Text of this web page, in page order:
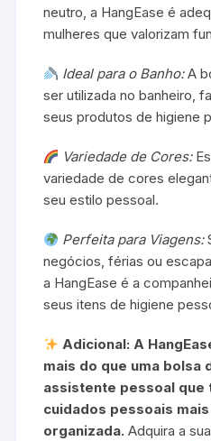
neutro, a HangEase é
mulheres que valorizam
Ideal para o Banho:A
ser utilizada no banheiro,
seus produtos de higiene
Variedade de Cores:
variedade de cores
seu estilo pessoal.
Perfeita para Viagens:
negócios, férias ou
a HangEase é a
seus itens de higiene
Adicional: A
mais do que uma bolsa
assistente pessoal que
cuidados pessoais
organizada. Adquira a